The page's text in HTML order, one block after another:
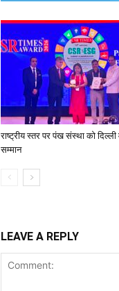
राष्ट्रीय स्तर पर पंख संस्था को दिल्ली
सम्मान
LEAVE A REPLY